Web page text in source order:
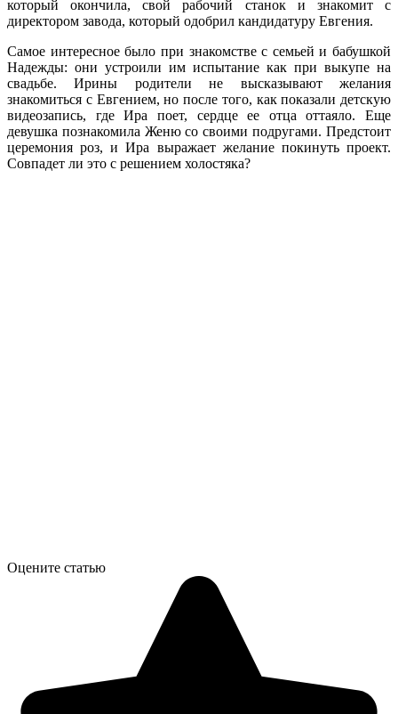
который окончила, свой рабочий станок и знакомит с
директором завода, который одобрил кандидатуру Евгения.
Самое интересное было при знакомстве с семьей и бабушкой
Надежды: они устроили им испытание как при выкупе на
свадьбе. Ирины родители не высказывают желания
знакомиться с Евгением, но после того, как показали детскую
видеозапись, где Ира поет, сердце ее отца оттаяло. Еще
девушка познакомила Женю со своими подругами. Предстоит
церемония роз, и Ира выражает желание покинуть проект.
Совпадет ли это с решением холостяка?
Оцените статью